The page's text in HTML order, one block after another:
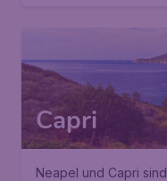
Capri
Neapel und Capri